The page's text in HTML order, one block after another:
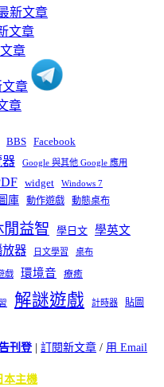
BBS Facebook
器 Google 與其他 Google 應用
widget Windows 7
庫 動作遊戲 動態桌布
益智 學日文 學英文
放器 日文學習 桌布
戲 環境音 療癒
解謎遊戲 計時器
貼圖
刊登| 訂閱新文章 / 用 Email
本主機